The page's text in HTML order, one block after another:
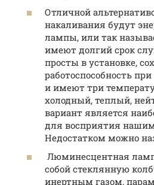
Отличной
накаливания будут
лампы, или так
имеют долгий срок
просты в установке,
работоспособность
и имеют три
холодный, теплый,
вариант является
для восприятия
Недостатком можно
Люминесцентная
собой стеклянную
инертным газом,